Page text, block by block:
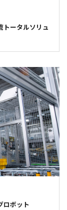
トータルソリュ
ロボット